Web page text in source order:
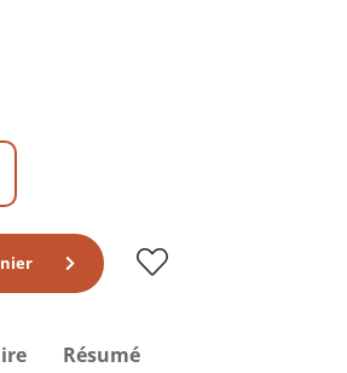
Résumé